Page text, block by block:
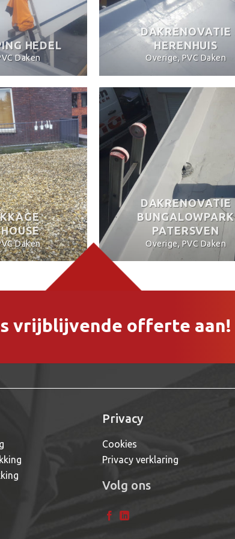
HEDEL
Daken
DAKRENOVATIE
HERENHUIS
Overige, PVC Daken
Daken
DAKRENOVATIE
BUNGALOWPARK
PATERSVEN
Overige, PVC Daken
vrijblijvende offerte aan!
Privacy
Cookies
Privacy verklaring
Volg ons